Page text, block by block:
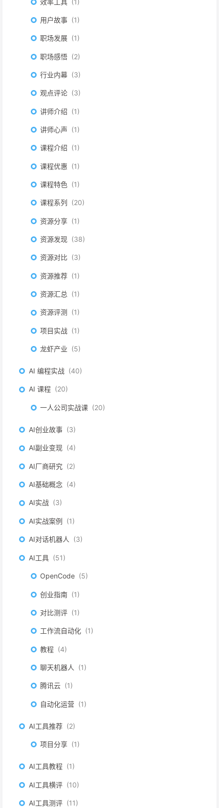
用户故事 1
职场发展 1
职场感悟 2
行业内幕 3
观点评论 3
讲师介绍 1
讲师心声 1
课程介绍 1
课程优惠 1
课程特色 1
课程系列 20
资源分享 1
资源发现 38
资源对比 3
资源推荐 1
资源汇总 1
资源评测 1
项目实战 1
龙虾产业 5
AI 编程实战 40
AI 课程 20
一人公司实战课 20
AI创业故事 3
AI副业变现 4
AI厂商研究 2
AI基础概念 4
AI实战 3
AI实战案例 1
AI对话机器人 3
AI工具 51
OpenCode 5
创业指南 1
对比测评 1
工作流自动化 1
教程 4
聊天机器人 1
腾讯云 1
自动化运营 1
AI工具推荐 2
项目分享 1
AI工具教程 1
AI工具横评 10
AI工具测评 11